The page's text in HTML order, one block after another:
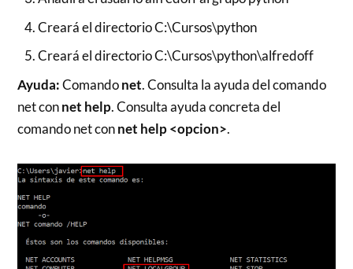
Creará el directorio C:\Cursos\python
Creará el directorio C:\Cursos\python\alfredoff
Ayuda:Comandonet. Consulta la ayuda del comando
net connet help. Consulta ayuda concreta del
comando net connet help <opcion>.